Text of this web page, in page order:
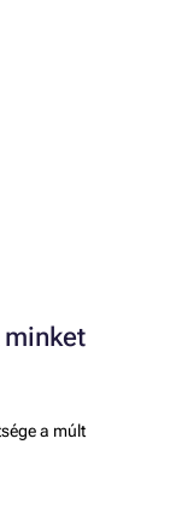
a múlt